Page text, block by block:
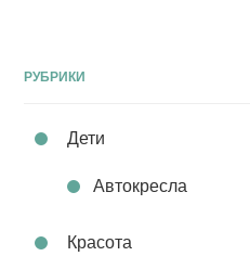
РУБРИКИ
Дети
Автокресла
Красота